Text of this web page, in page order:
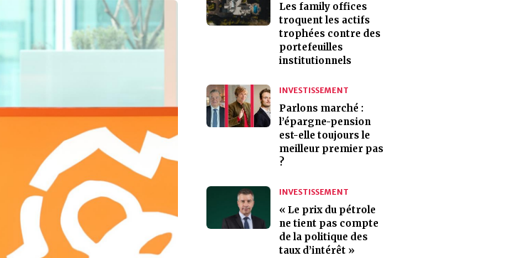
Les family offices
troquent les actifs
trophées contre des
portefeuilles
institutionnels
INVESTISSEMENT
Parlons marché :
l’épargne-pension
est-elle toujours le
meilleur premier pas
?
INVESTISSEMENT
« Le prix du pétrole
ne tient pas compte
de la politique des
taux d’intérêt »